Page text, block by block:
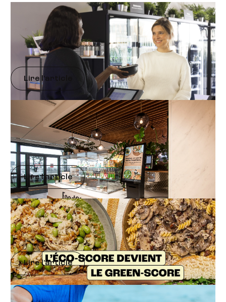
Alimentation Durable
Zero Waste en entreprise : comment réduire le
gaspillage alimentaire ?
Lire l'article
Qualité de Vie au Travail (QVCT)
Loi EGAlim : quel impact sur votre restaurant
d’entreprise ?
Lire l'article
Qualité de Vie au Travail (QVCT)
Qu’est-ce que le Green-score ?
Lire l'article
Alimentation Durable